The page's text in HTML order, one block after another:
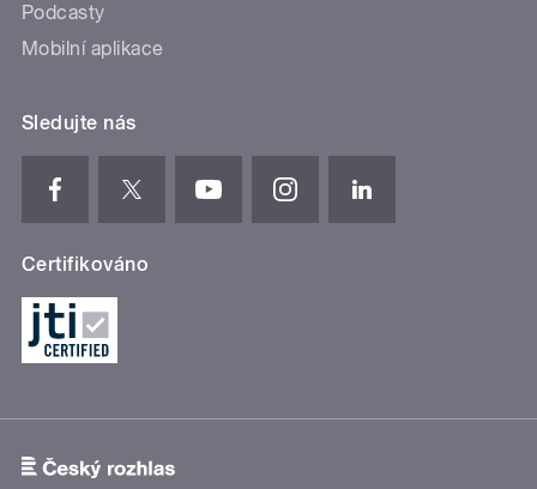
Podcasty
Mobilní aplikace
Sledujte nás
Certifikováno